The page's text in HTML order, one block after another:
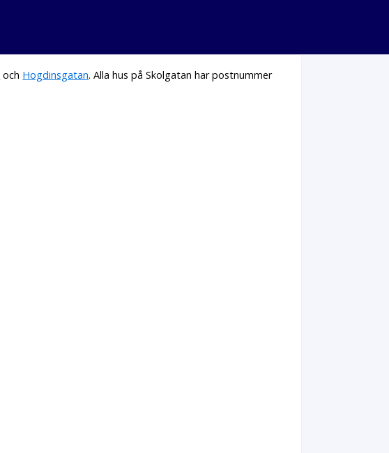
och Hogdinsgatan. Alla hus på Skolgatan har postnummer